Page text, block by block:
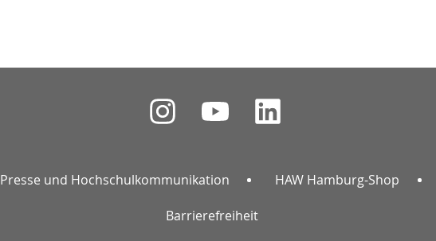
Presse und Hochschulkommunikation HAW Hamburg-Shop
Barrierefreiheit